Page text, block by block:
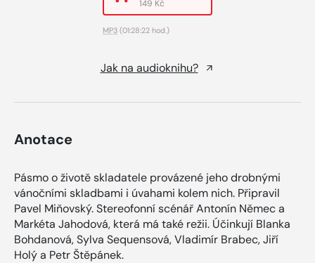
149 Kč
MP3 (01:28:22 hod.)
Jak na audioknihu?
Anotace
Pásmo o životě skladatele provázené jeho drobnými
vánočními skladbami i úvahami kolem nich. Připravil
Pavel Miňovský. Stereofonní scénář Antonín Němec a
Markéta Jahodová, která má také režii. Účinkují Blanka
Bohdanová, Sylva Sequensová, Vladimír Brabec, Jiří
Holý a Petr Štěpánek.